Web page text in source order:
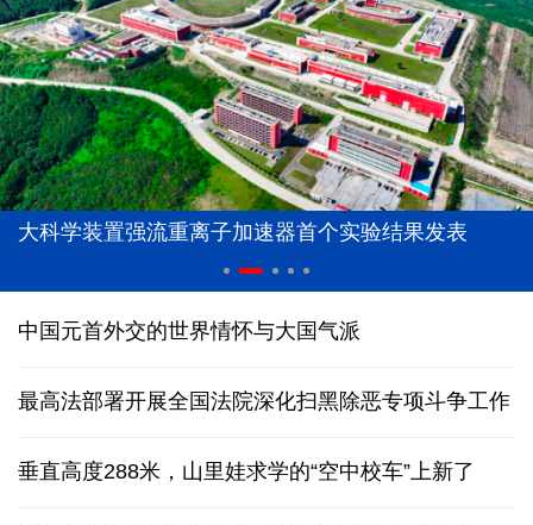
大科学装置强流重离子加速器首个实验结果发表
中国元首外交的世界情怀与大国气派
最高法部署开展全国法院深化扫黑除恶专项斗争工作
垂直高度288米，山里娃求学的“空中校车”上新了